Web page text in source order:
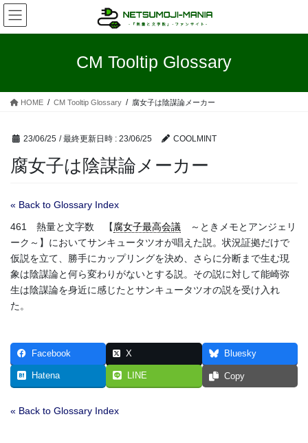
コ
ン
テ
ス
ナ
ビ
ゲ
ン
CM Tooltip Glossary
HOME CM Tooltip Glossary 腐女子は陰謀論メーカー
23/06/25 / 最終更新日時 : 23/06/25 COOLMINT
腐女子は陰謀論メーカー
« Back to Glossary Index
461 熱量と文字数 【腐女子最高会議 ～ときメモとアンジェリ
ーク～】においてサンキュータツオが唱えた説。状況証拠だけで
仮説を立て、勝手にカップリングを決め、さらに分断まで生む現
象は陰謀論と何ら変わりがないとする説。その説に対して能崎弥
生は陰謀論を身近に感じたとサンキュータツオの説を受け入れ
た。
Facebook X Bluesky
Hatena LINE Copy
« Back to Glossary Index